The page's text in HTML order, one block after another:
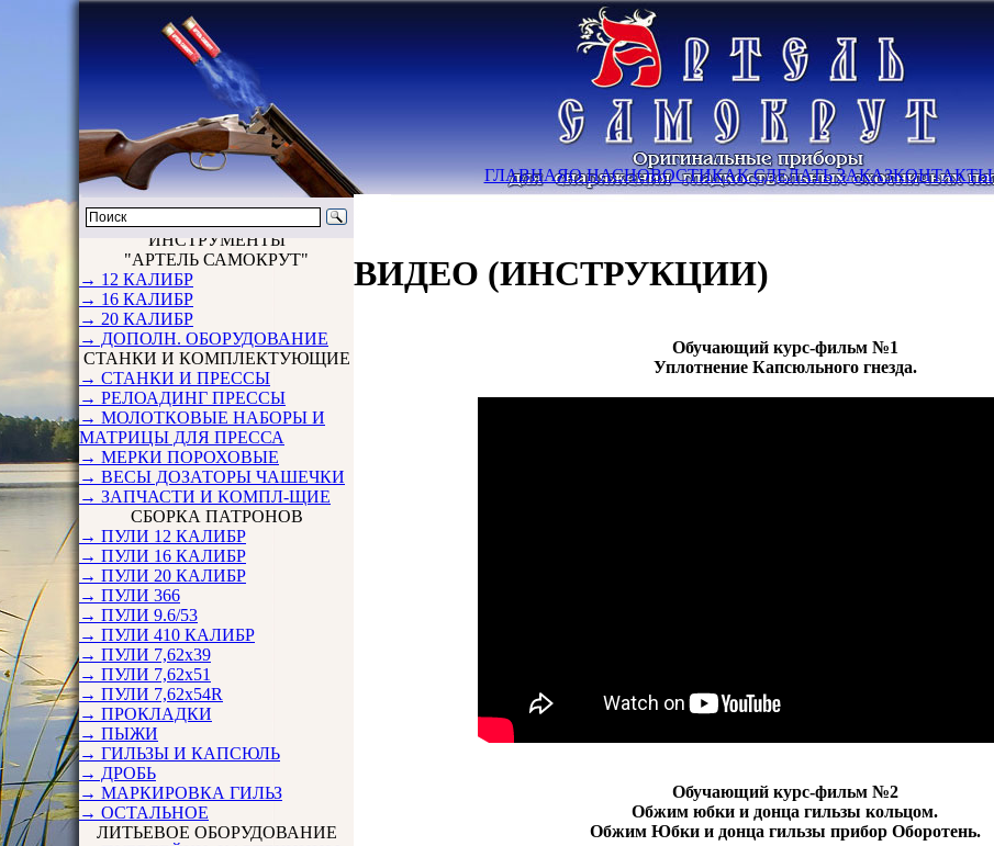
ГЛАВНАЯО НАСНОВОСТИКАК СДЕЛАТЬ ЗАКАЗКОНТАКТЫ
ИНСТРУМЕНТЫ
"АРТЕЛЬ САМОКРУТ"
→ 12 КАЛИБР
→ 16 КАЛИБР
→ 20 КАЛИБР
→ ДОПОЛН. ОБОРУДОВАНИЕ
СТАНКИ И КОМПЛЕКТУЮЩИЕ
→ СТАНКИ И ПРЕССЫ
→ РЕЛОАДИНГ ПРЕССЫ
→ МОЛОТКОВЫЕ НАБОРЫ И
МАТРИЦЫ ДЛЯ ПРЕССА
→ МЕРКИ ПОРОХОВЫЕ
→ ВЕСЫ ДОЗАТОРЫ ЧАШЕЧКИ
→ ЗАПЧАСТИ И КОМПЛ-ЩИЕ
СБОРКА ПАТРОНОВ
→ ПУЛИ 12 КАЛИБР
→ ПУЛИ 16 КАЛИБР
→ ПУЛИ 20 КАЛИБР
→ ПУЛИ 366
→ ПУЛИ 9.6/53
→ ПУЛИ 410 КАЛИБР
→ ПУЛИ 7,62х39
→ ПУЛИ 7,62х51
→ ПУЛИ 7,62х54R
→ ПРОКЛАДКИ
→ ПЫЖИ
→ ГИЛЬЗЫ И КАПСЮЛЬ
→ ДРОБЬ
→ МАРКИРОВКА ГИЛЬЗ
→ ОСТАЛЬНОЕ
ЛИТЬЕВОЕ ОБОРУДОВАНИЕ
ВИДЕО (ИНСТРУКЦИИ)
Обучающий курс-фильм №1
Уплотнение Капсюльного гнезда.
Обучающий курс-фильм №2
Обжим юбки и донца гильзы кольцом.
Обжим Юбки и донца гильзы прибор Оборотень.